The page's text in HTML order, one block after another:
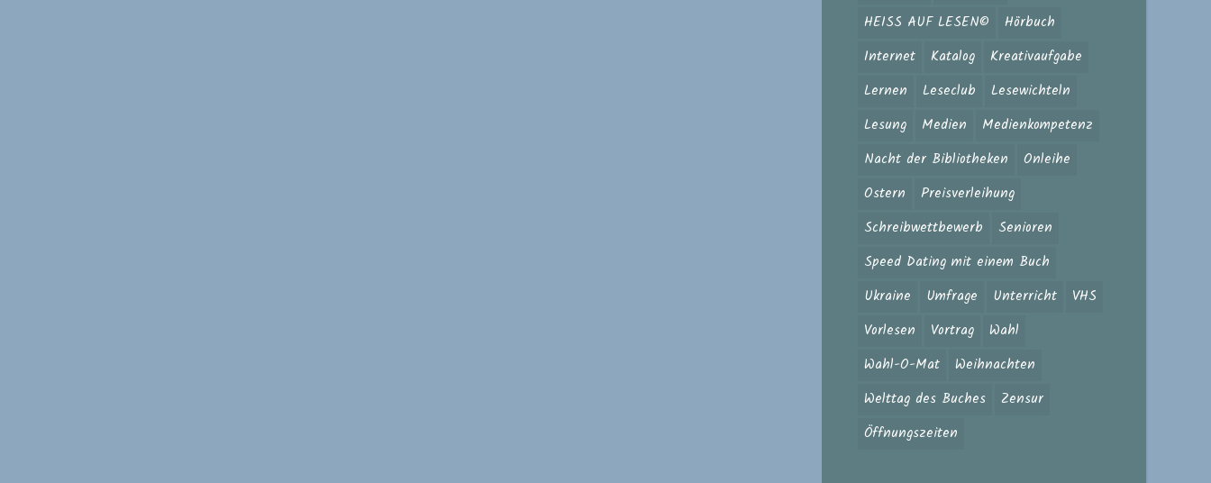
HEISS AUF LESEN©
Hörbuch
Internet
Katalog
Kreativaufgabe
Lernen
Leseclub
Lesewichteln
Lesung
Medien
Medienkompetenz
Nacht der Bibliotheken
Onleihe
Ostern
Preisverleihung
Schreibwettbewerb
Senioren
Speed Dating mit einem Buch
Ukraine
Umfrage Unterricht
VHS
Vorlesen
Vortrag
Wahl
Wahl-O-Mat
Weihnachten
Welttag des Buches
Zensur
Öffnungszeiten